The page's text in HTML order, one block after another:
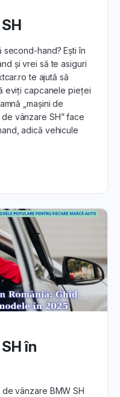
second-hand? Ești în
și vrei să te asiguri
te ajută să
eviți capcanele pieței
„mașini de
de vânzare SH” face
adică vehicule
în
vânzare BMW SH